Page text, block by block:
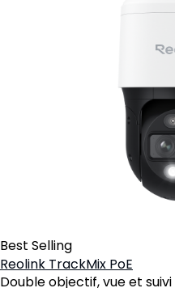
Best Selling
Reolink TrackMix PoE
Double objectif, vue et suivi